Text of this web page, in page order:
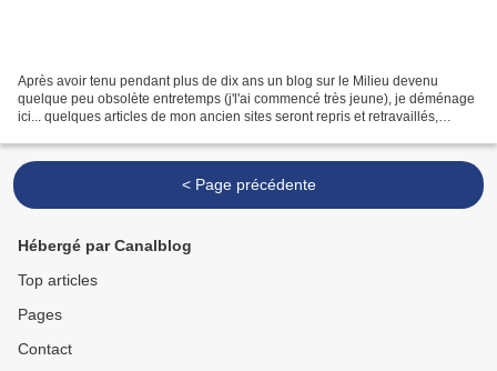
Après avoir tenu pendant plus de dix ans un blog sur le Milieu devenu
quelque peu obsolète entretemps (j'l'ai commencé très jeune), je déménage
ici... quelques articles de mon ancien sites seront repris et retravaillés,
< Page précédente
Hébergé par Canalblog
Top articles
Pages
Contact